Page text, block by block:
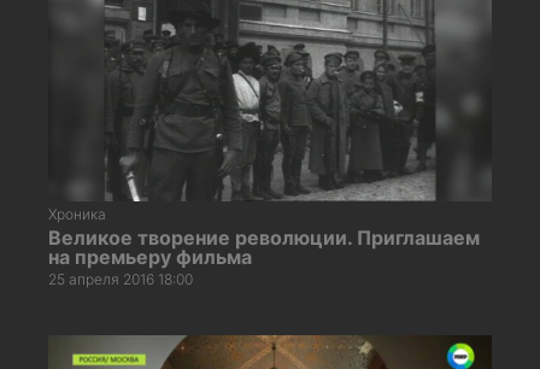
Хроника
Великое творение революции. Приглашаем
на премьеру фильма
25 апреля 2016 18:00